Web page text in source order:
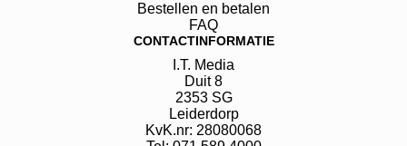
Bestellen en betalen
FAQ
CONTACTINFORMATIE
I.T. Media
Duit8
2353 SG
Leiderdorp
KvK.nr: 28080068